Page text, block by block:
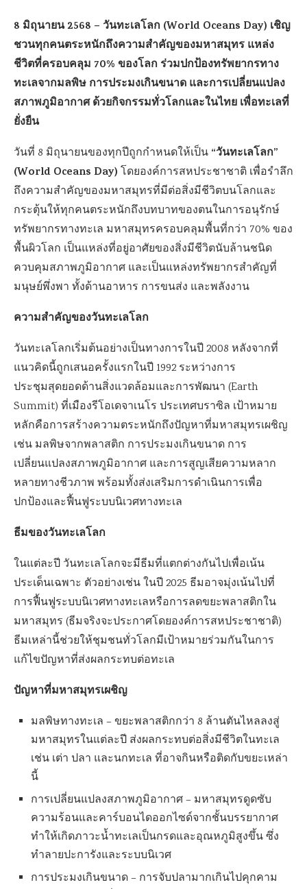
8 มิถุนายน 2568 – วันทะเลโลก (World Oceans Day) เชิญ
ชวนทุกคนตระหนักถึงความสำคัญของมหาสมุทร แหล่ง
ชีวิตที่ครอบคลุม 70% ของโลก ร่วมปกป้องทรัพยากรทาง
ทะเลจากมลพิษ การประมงเกินขนาด และการเปลี่ยนแปลง
สภาพภูมิอากาศ ด้วยกิจกรรมทั่วโลกและในไทย เพื่อทะเลที่
ยั่งยืน
วันที่ 8 มิถุนายนของทุกปีถูกกำหนดให้เป็น “วันทะเลโลก”
(World Oceans Day) โดยองค์การสหประชาชาติ เพื่อรำลึก
ถึงความสำคัญของมหาสมุทรที่มีต่อสิ่งมีชีวิตบนโลกและ
กระตุ้นให้ทุกคนตระหนักถึงบทบาทของตนในการอนุรักษ์
ทรัพยากรทางทะเล มหาสมุทรครอบคลุมพื้นที่กว่า 70% ของ
พื้นผิวโลก เป็นแหล่งที่อยู่อาศัยของสิ่งมีชีวิตนับล้านชนิด
ควบคุมสภาพภูมิอากาศ และเป็นแหล่งทรัพยากรสำคัญที่
มนุษย์พึ่งพา ทั้งด้านอาหาร การขนส่ง และพลังงาน
ความสำคัญของวันทะเลโลก
วันทะเลโลกเริ่มต้นอย่างเป็นทางการในปี 2008 หลังจากที่
แนวคิดนี้ถูกเสนอครั้งแรกในปี 1992 ระหว่างการ
ประชุมสุดยอดด้านสิ่งแวดล้อมและการพัฒนา (Earth
Summit) ที่เมืองรีโอเดจาเนโร ประเทศบราซิล เป้าหมาย
หลักคือการสร้างความตระหนักถึงปัญหาที่มหาสมุทรเผชิญ
เช่น มลพิษจากพลาสติก การประมงเกินขนาด การ
เปลี่ยนแปลงสภาพภูมิอากาศ และการสูญเสียความหลาก
หลายทางชีวภาพ พร้อมทั้งส่งเสริมการดำเนินการเพื่อ
ปกป้องและฟื้นฟูระบบนิเวศทางทะเล
ธีมของวันทะเลโลก
ในแต่ละปี วันทะเลโลกจะมีธีมที่แตกต่างกันไปเพื่อเน้น
ประเด็นเฉพาะ ตัวอย่างเช่น ในปี 2025 ธีมอาจมุ่งเน้นไปที่
การฟื้นฟูระบบนิเวศทางทะเลหรือการลดขยะพลาสติกใน
มหาสมุทร (ธีมจริงจะประกาศโดยองค์การสหประชาชาติ)
ธีมเหล่านี้ช่วยให้ชุมชนทั่วโลกมีเป้าหมายร่วมกันในการ
แก้ไขปัญหาที่ส่งผลกระทบต่อทะเล
ปัญหาที่มหาสมุทรเผชิญ
มลพิษทางทะเล – ขยะพลาสติกกว่า 8 ล้านตันไหลลงสู่
มหาสมุทรในแต่ละปี ส่งผลกระทบต่อสิ่งมีชีวิตในทะเล
เช่น เต่า ปลา และนกทะเล ที่อาจกินหรือติดกับขยะเหล่า
นี้
การเปลี่ยนแปลงสภาพภูมิอากาศ – มหาสมุทรดูดซับ
ความร้อนและคาร์บอนไดออกไซด์จากชั้นบรรยากาศ
ทำให้เกิดภาวะน้ำทะเลเป็นกรดและอุณหภูมิสูงขึ้น ซึ่ง
ทำลายปะการังและระบบนิเวศ
การประมงเกินขนาด – การจับปลามากเกินไปคุกคาม